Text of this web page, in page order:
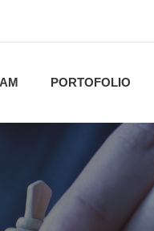
PORTOFOLIO